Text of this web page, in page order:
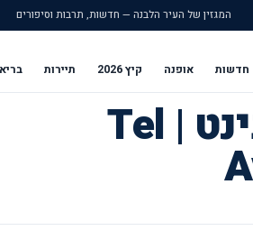
המגזין של העיר הלבנה — חדשות, תרבות וסיפורים
חדשות אופנה קיץ 2026 תיירות
תלאביבינט | Tel